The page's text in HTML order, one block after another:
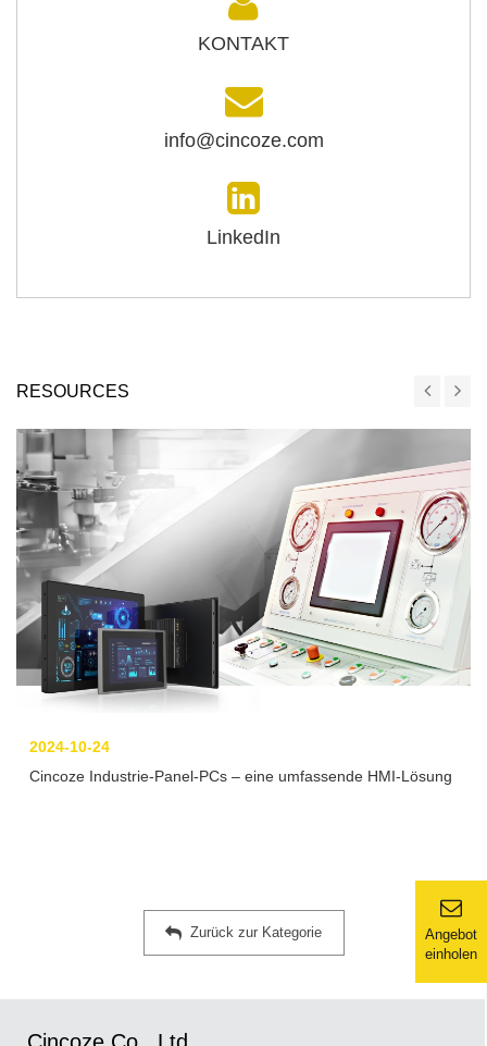
Angebot
einholen
KONTAKT
info@cincoze.com
LinkedIn
RESOURCES
2024-10-24
Cincoze Industrie-Panel-PCs – eine umfassende HMI-Lösung
Zurück zur Kategorie